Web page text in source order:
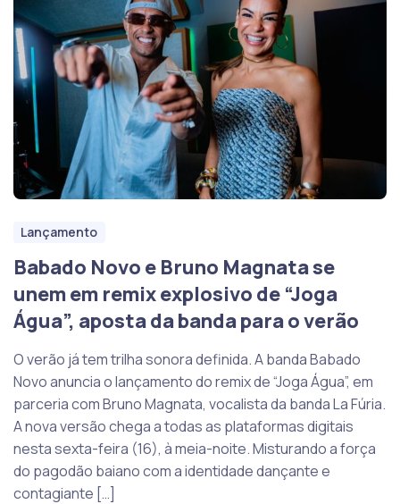
Lançamento
Babado Novo e Bruno Magnata se
unem em remix explosivo de “Joga
Água”, aposta da banda para o verão
O verão já tem trilha sonora definida. A banda Babado
Novo anuncia o lançamento do remix de “Joga Água”, em
parceria com Bruno Magnata, vocalista da banda La Fúria.
A nova versão chega a todas as plataformas digitais
nesta sexta-feira (16), à meia-noite. Misturando a força
do pagodão baiano com a identidade dançante e
contagiante […]